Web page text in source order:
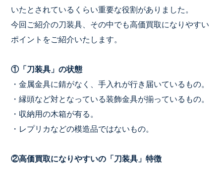
いたとされているくらい重要な役割がありました。
今回ご紹介の刀装具、その中でも高価買取になりやすい
ポイントをご紹介いたします。
①「刀装具」の状態
・金属金具に錆がなく、手入れが行き届いているもの。
・縁頭など対となっている装飾金具が揃っているもの。
・収納用の木箱が有る。
・レプリカなどの模造品ではないもの。
②高価買取になりやすいの「刀装具」特徴